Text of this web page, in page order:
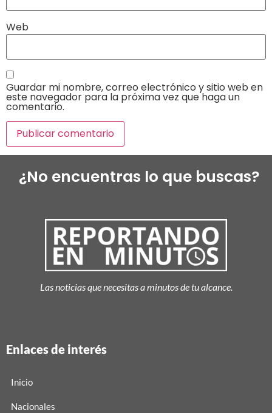
Web
Guardar mi nombre, correo electrónico y sitio web en
este navegador para la próxima vez que haga un
comentario.
¿No encuentras lo que buscas?
Las noticias que necesitas a minutos de tu alcance.
Enlaces de interés
Inicio
Nacionales